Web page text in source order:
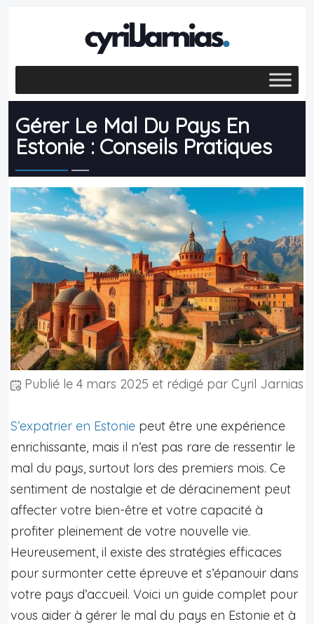
Gérer Le Mal Du Pays En
Estonie : Conseils Pratiques
Publié le 4 mars 2025 et rédigé par Cyril Jarnias
S’expatrier en Estonie peut être une expérience
enrichissante, mais il n’est pas rare de ressentir le
mal du pays, surtout lors des premiers mois. Ce
sentiment de nostalgie et de déracinement peut
affecter votre bien-être et votre capacité à
profiter pleinement de votre nouvelle vie.
Heureusement, il existe des stratégies efficaces
pour surmonter cette épreuve et s’épanouir dans
votre pays d’accueil. Voici un guide complet pour
vous aider à gérer le mal du pays en Estonie et à